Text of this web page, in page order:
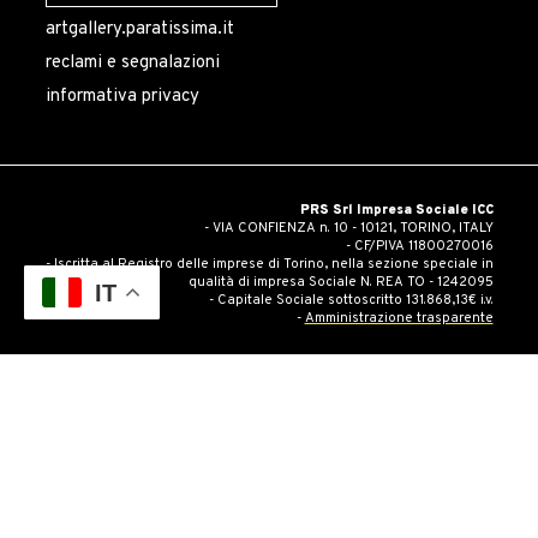
artgallery.paratissima.it
reclami e segnalazioni
informativa privacy
PRS Srl Impresa Sociale ICC
- VIA CONFIENZA n. 10 - 10121, TORINO, ITALY
- CF/PIVA 11800270016
- Iscritta al Registro delle imprese di Torino, nella sezione speciale in
qualità di impresa Sociale N. REA TO - 1242095
- Capitale Sociale sottoscritto 131.868,13€ i.v.
- Amministrazione trasparente
IT